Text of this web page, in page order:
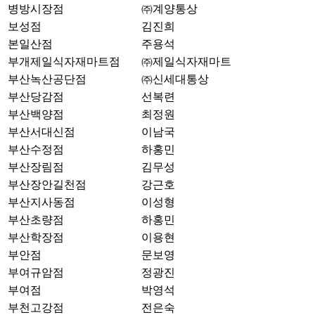
병방시장점
㈜계양통상
보성점
김진희
본일산점
주용석
부개제일식자재마트점
㈜제일식자재마트
부산녹산공단점
㈜신세대통상
부산당감점
선복련
부산백양점
최정원
부산서대신점
이남국
부산수정점
하홍민
부산장림점
김무성
부산장안길천점
강근호
부산지사동점
이성형
부산초량점
하홍민
부산학장점
이용현
부안점
문보영
부여규암점
정광진
부여점
박영석
부천고강점
전은숙